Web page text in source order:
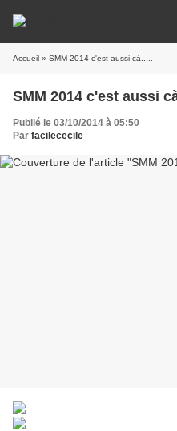
Accueil » SMM 2014 c'est aussi cà.....
SMM 2014 c'est aussi
Publié le 03/10/2014 à 05:50
Par facilececile